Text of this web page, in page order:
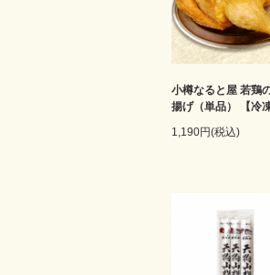
小樽なると屋 若鶏
揚げ（単品） 【冷
1,190円(税込)